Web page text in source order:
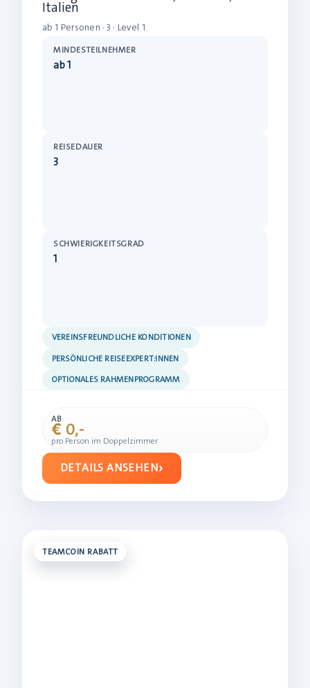
Italien
ab 1 Personen · 3 · Level 1
MINDESTEILNEHMER
ab 1
REISEDAUER
3
SCHWIERIGKEITSGRAD
1
VEREINSFREUNDLICHE KONDITIONEN
PERSÖNLICHE REISEEXPERT:INNEN
OPTIONALES RAHMENPROGRAMM
AB
€ 0,-
pro Person im Doppelzimmer
DETAILS ANSEHEN
TEAMCOIN RABATT